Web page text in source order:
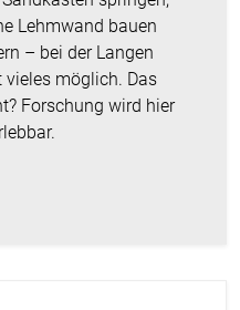
Lehmwand bauen
– bei der Langen
möglich. Das
Forschung wird hier